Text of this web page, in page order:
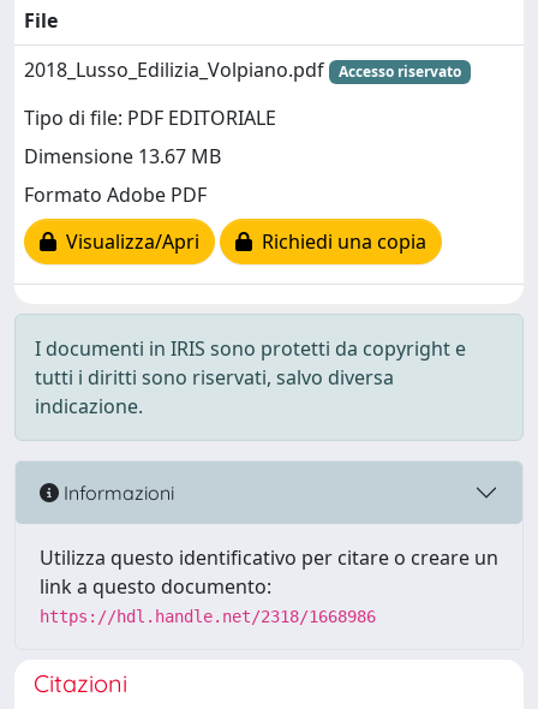
File
2018_Lusso_Edilizia_Volpiano.pdf
Accesso riservato
Tipo di file: PDF EDITORIALE
Dimensione 13.67 MB
Formato Adobe PDF
Visualizza/Apri
Richiedi una copia
I documenti in IRIS sono protetti da copyright e
tutti i diritti sono riservati, salvo diversa
indicazione.
Informazioni
Utilizza questo identificativo per citare o creare un
link a questo documento:
https://hdl.handle.net/2318/1668986
Citazioni